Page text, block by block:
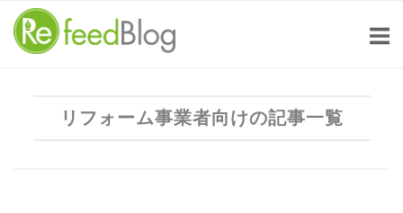
Skip
to
リフォーム事業者向けの記事一覧